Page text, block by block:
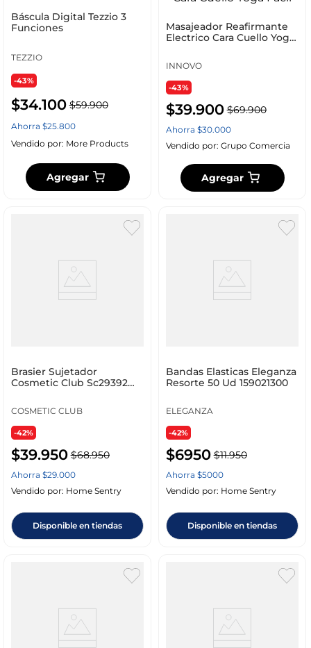
Báscula Digital Tezzio 3
Funciones
TEZZIO
-43%
$34.100 $59.900
Ahorra $25.800
Vendido por: More Products
Agregar
Masajeador Reafirmante
Electrico Cara Cuello Yoga
INNOVO
-43%
$39.900 $69.900
Ahorra $30.000
Vendido por: Grupo Comercia
Agregar
Brasier Sujetador
Cosmetic Club Sc29392
COSMETIC CLUB
-42%
$39.950 $68.950
Ahorra $29.000
Vendido por: Home Sentry
Disponible en tiendas
Bandas Elasticas Eleganza
Resorte 50 Ud 159021300
ELEGANZA
-42%
$6950 $11.950
Ahorra $5000
Vendido por: Home Sentry
Disponible en tiendas